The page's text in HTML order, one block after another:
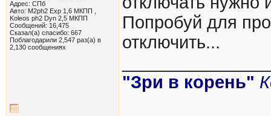
Адрес: СПб
Авто: M2ph2 Exp 1,6 МКПП ,
Koleos ph2 Dyn 2,5 МКПП
Сообщений: 16,475
Сказал(а) спасибо: 667
Поблагодарили 2,547 раз(а) в
2,130 сообщениях
Попробуй для
отключить...
"Зри в корень"